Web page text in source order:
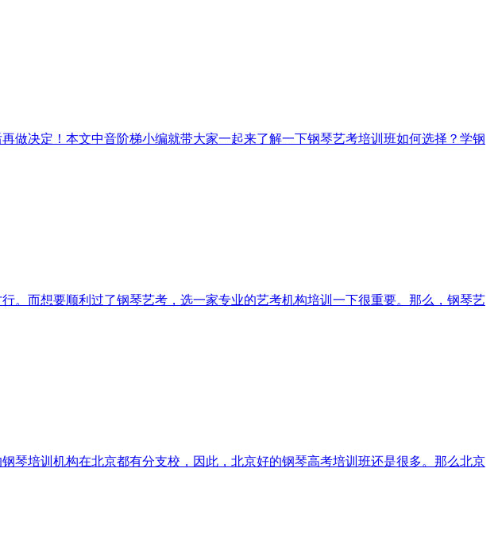
做决定！本文中音阶梯小编就带大家一起来了解一下钢琴艺考培训班如何选择？学钢
。而想要顺利过了钢琴艺考，选一家专业的艺考机构培训一下很重要。那么，钢琴艺
琴培训机构在北京都有分支校，因此，北京好的钢琴高考培训班还是很多。那么北京